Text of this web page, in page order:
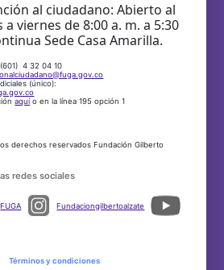
al ciudadano: Abierto al
viernes de 8:00 a. m. a 5:30
Sede Casa Amarilla.
4 32 04 10
(único):
aquío en la línea 195 opción 1
derechos reservados Fundación Gilberto
redes sociales
FUGA Fundaciongilbertoalzate
Términos y condiciones